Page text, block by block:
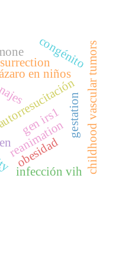
en niños
reanimation
gestation
congénitochildhood vascular tumors
gen irs1
obesidad
infección vih